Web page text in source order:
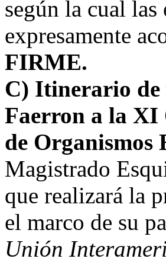
según la cual las
expresamente
FIRME.
C) Itinerario de
Faerron a la XI
de Organismos
Magistrado
que realizará la
el marco de su
Unión